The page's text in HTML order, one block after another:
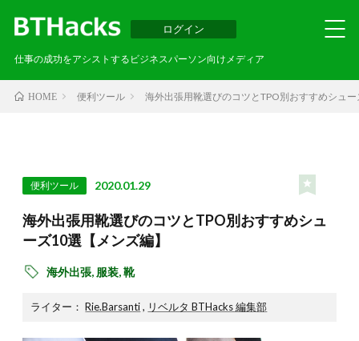
ログイン
仕事の成功をアシストするビジネスパーソン向けメディア
HOME 便利ツール 海外出張用靴選びのコツとTPO別おすすめシュ
便利ツール 2020.01.29
海外出張用靴選びのコツとTPO別おすすめシュ
ーズ10選【メンズ編】
海外出張, 服装,靴
ライター：Rie.Barsanti, リベルタ BTHacks 編集部